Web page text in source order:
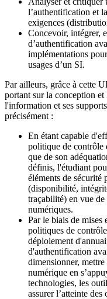
l’authentification et
exigences
Concevoir, intégrer,
d’authentification
implémentations
usages d’un SI.
Par ailleurs, grâce à cette
portant sur la conception
l'information et ses
précisément :
En étant capable
politique de contrôle
que de son
définis, l'étudiant
éléments de sécurité
(disponibilité,
traçabilité) en vue de
numériques.
Par le biais de mises
politiques de
déploiement
d'authentification
dimensionner, mettre
numérique en
technologies, les
assurer l’atteinte